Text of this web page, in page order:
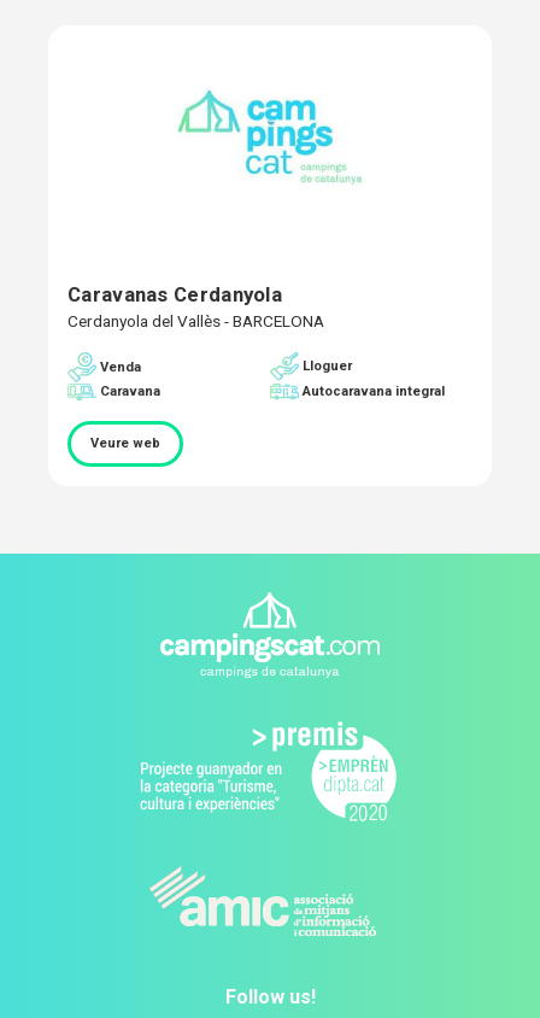
Caravanas Cerdanyola
Cerdanyola del Vallès - BARCELONA
Venda
Lloguer
Caravana
Autocaravana integral
Veure web
Follow us!